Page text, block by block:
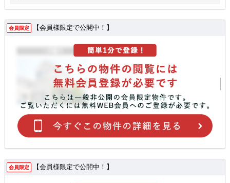
会員限定 【会員様限定で公開中！】
会員限定 【会員様限定で公開中！】